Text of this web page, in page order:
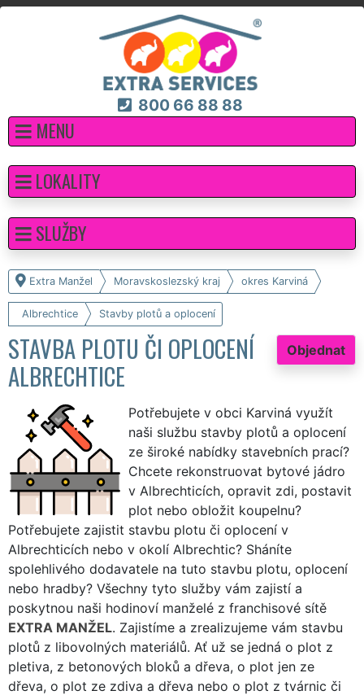
800 66 88 88
MENU
Extra Manžel Moravskoslezský kraj okres Karviná
Albrechtice Stavby plotů a oplocení
Objednat
STAVBA PLOTU ČI OPLOCENÍ
ALBRECHTICE
Potřebujete v obci Karviná využít
naši službu stavby plotů a oplocení
ze široké nabídky stavebních prací?
Chcete rekonstruovat bytové jádro
v Albrechticích, opravit zdi, postavit
plot nebo obložit koupelnu?
Potřebujete zajistit stavbu plotu či oplocení v
Albrechticích nebo v okolí Albrechtic? Sháníte
spolehlivého dodavatele na tuto stavbu plotu, oplocení
nebo hradby? Všechny tyto služby vám zajistí a
poskytnou naši hodinoví manželé z franchisové sítě
EXTRA MANŽEL. Zajistíme a zrealizujeme vám stavbu
plotů z libovolných materiálů. Ať už se jedná o plot z
pletiva, z betonových bloků a dřeva, o plot jen ze
dřeva, o plot ze zdiva a dřeva nebo o plot z tvárnic či
LOKALITY
SLUŽBY